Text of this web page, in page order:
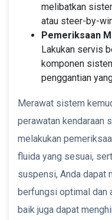
melibatkan
atau steer-by-
Pemeriksaan
Lakukan servis
komponen
penggantian
Merawat sistem
perawatan kendaraan
melakukan
fluida yang sesuai,
suspensi, Anda dapat
berfungsi optimal dan
baik juga dapat